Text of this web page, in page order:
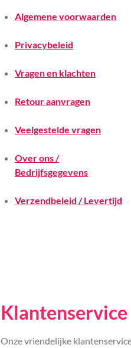
Algemene voorwaarden
Privacybeleid
Vragen en klachten
Retour aanvragen
Veelgestelde vragen
Over ons /
Bedrijfsgegevens
Verzendbeleid / Levertijd
Klantenservice
Onze vriendelijke